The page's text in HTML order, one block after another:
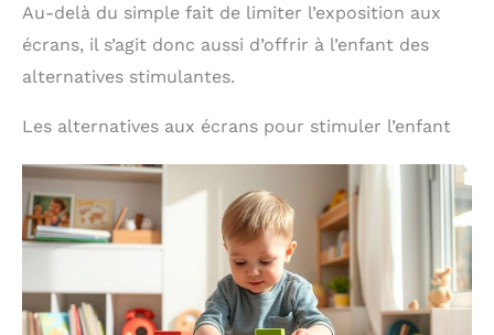
Au-delà du simple fait de limiter l’exposition aux
écrans, il s’agit donc aussi d’offrir à l’enfant des
alternatives stimulantes.
Les alternatives aux écrans pour stimuler l’enfant